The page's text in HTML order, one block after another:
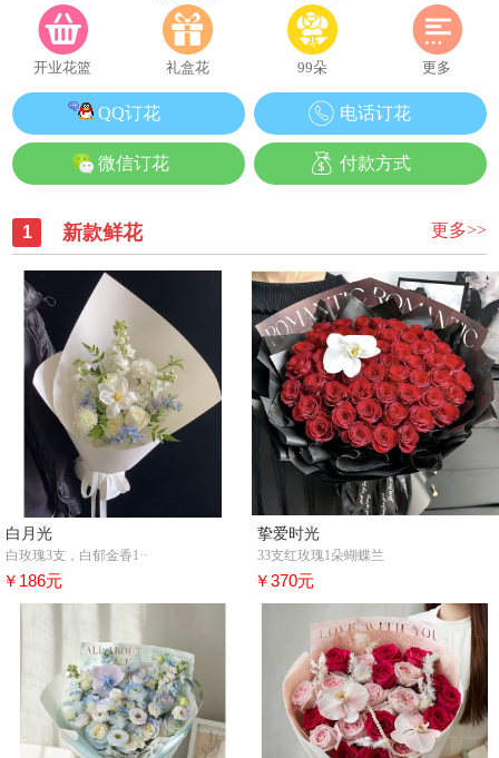
开业花篮 礼盒花 99朵 更多
QQ订花 电话订花
微信订花 付款方式
1 新款鲜花 更多>>
白月光
白玫瑰3支，白郁金香1··
￥186元
挚爱时光
33支红玫瑰1朵蝴蝶兰
￥370元